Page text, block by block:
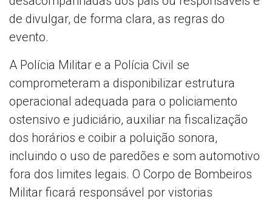
de divulgar, de forma clara, as regras do
evento.
A Polícia Militar e a Polícia Civil se
comprometeram a disponibilizar estrutura
operacional adequada para o policiamento
ostensivo e judiciário, auxiliar na fiscalização
dos horários e coibir a poluição sonora,
incluindo o uso de paredões e som automotivo
fora dos limites legais. O Corpo de Bombeiros
Militar ficará responsável por vistorias